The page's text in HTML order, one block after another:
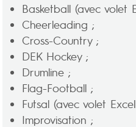
Basketball (avec volet
Cheerleading ;
Cross-Country ;
DEK Hockey ;
Drumline ;
Flag-Football ;
Futsal (avec volet
Improvisation ;